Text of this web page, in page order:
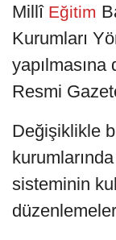
MillîEğitim
Kurumları
Resmi
Değişiklikle
sisteminin